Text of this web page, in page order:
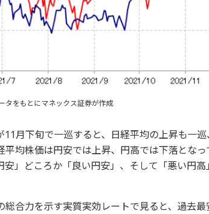
タをもとにマネックス証券が作成
11月下旬で一巡すると、日経平均の上昇も一
平均株価は円安では上昇、円高では下落とな
安」どころか「良い円安」、そして「悪い円
総合力を示す実質実効レートで見ると、過去